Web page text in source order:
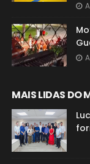
MAIS LIDAS DO